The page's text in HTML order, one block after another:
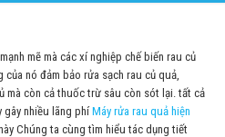
mẽ mà các xí nghiệp chế biến rau củ
nó đảm bảo rửa sạch rau củ quả,
mà còn cả thuốc trừ sâu còn sót lại. tất cả
gây nhiều lãng phíMáy rửa rau quả hiện
Chúng ta cùng tìm hiểu tác dụng tiết